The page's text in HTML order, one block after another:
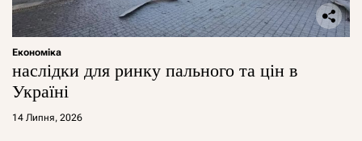
Економіка
наслідки для ринку пального та цін в
Україні
14 Липня, 2026